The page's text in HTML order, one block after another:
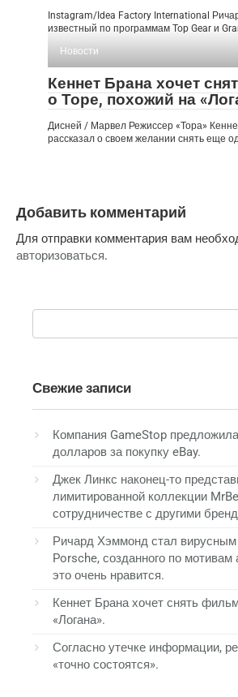
Instagram/Idea Factory International
известный по программам Top Gear и
Новости
Кеннет Брана хочет
о Торе, похожий на
Дисней / Марвел Режиссер «Тора»
рассказал о своем желании снять еще
Добавить комментарий
Для отправки комментария вам
авторизоваться.
Поиск:
Свежие записи
Компания GameStop
долларов за покупку eBay.
Джек Линкс наконец-то
лимитированной коллекции
сотрудничестве с другими
Ричард Хэммонд стал вирусным
Porsche, созданного по
это очень нравится.
Кеннет Брана хочет снять
«Логана».
Согласно утечке информации,
«точно состоятся».